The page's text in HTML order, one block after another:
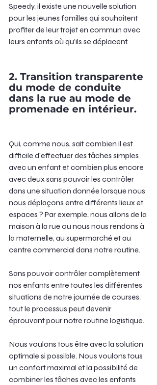
Speedy, il existe une nouvelle solution
pour les jeunes familles qui souhaitent
profiter de leur trajet en commun avec
leurs enfants où qu'ils se déplacent.
2. Transition transparente
du mode de conduite
dans la rue au mode de
promenade en intérieur.
Qui, comme nous, sait combien il est
difficile d'effectuer des tâches simples
avec un enfant et combien plus encore
avec deux sans pouvoir les contrôler
dans une situation donnée lorsque nous
nous déplaçons entre différents lieux et
espaces ? Par exemple, nous allons de la
maison à la rue ou nous nous rendons à
la maternelle, au supermarché et au
centre commercial dans notre routine.
Sans pouvoir contrôler complètement
nos enfants entre toutes les différentes
situations de notre journée de courses,
tout le processus peut devenir
éprouvant pour notre routine logistique.
Nous voulons tous être avec la solution
optimale si possible. Nous voulons tous
un confort maximal et la possibilité de
combiner les tâches avec les enfants